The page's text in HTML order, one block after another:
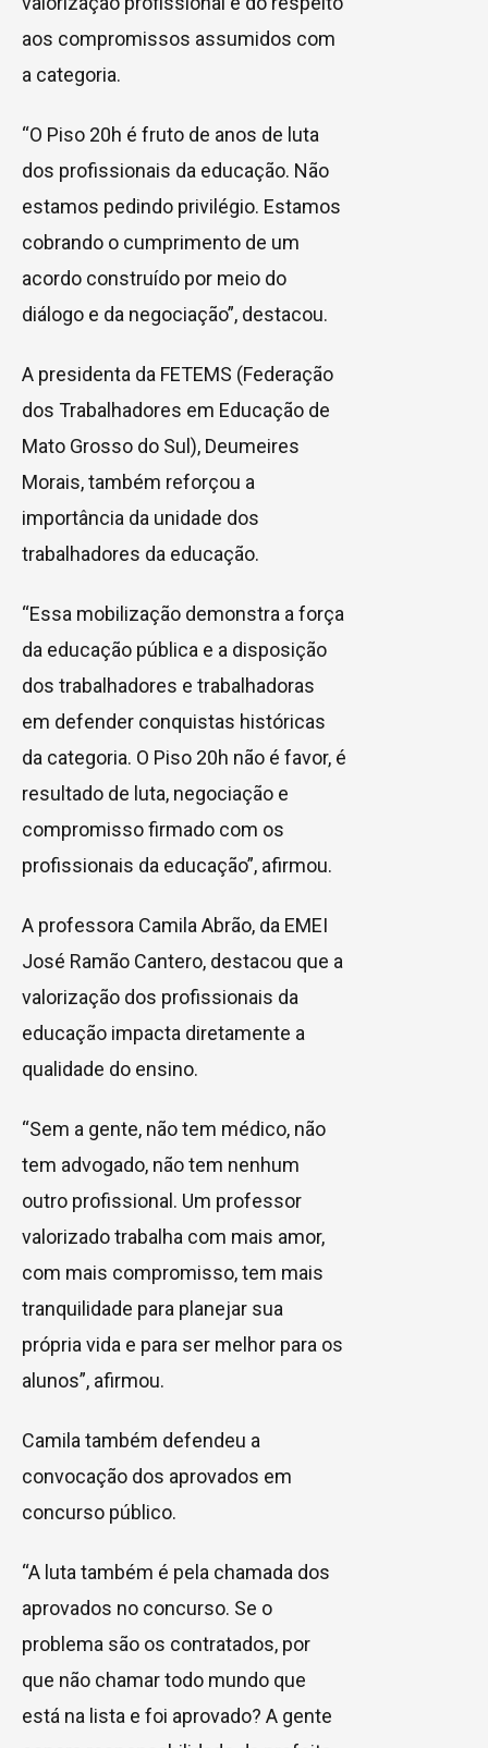
aos compromissos assumidos com
a categoria.
“O Piso 20h é fruto de anos de luta
dos profissionais da educação. Não
estamos pedindo privilégio. Estamos
cobrando o cumprimento de um
acordo construído por meio do
diálogo e da negociação”, destacou.
A presidenta da FETEMS (Federação
dos Trabalhadores em Educação de
Mato Grosso do Sul), Deumeires
Morais, também reforçou a
importância da unidade dos
trabalhadores da educação.
“Essa mobilização demonstra a força
da educação pública e a disposição
dos trabalhadores e trabalhadoras
em defender conquistas históricas
da categoria. O Piso 20h não é favor, é
resultado de luta, negociação e
compromisso firmado com os
profissionais da educação”, afirmou.
A professora Camila Abrão, da EMEI
José Ramão Cantero, destacou que a
valorização dos profissionais da
educação impacta diretamente a
qualidade do ensino.
“Sem a gente, não tem médico, não
tem advogado, não tem nenhum
outro profissional. Um professor
valorizado trabalha com mais amor,
com mais compromisso, tem mais
tranquilidade para planejar sua
própria vida e para ser melhor para os
alunos”, afirmou.
Camila também defendeu a
convocação dos aprovados em
concurso público.
“A luta também é pela chamada dos
aprovados no concurso. Se o
problema são os contratados, por
que não chamar todo mundo que
está na lista e foi aprovado? A gente